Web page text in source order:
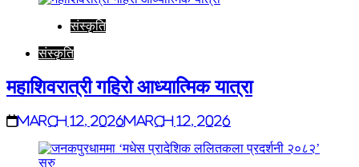
संस्कृति
संस्कृति
महाशिवरात्री गहिरो आध्यात्मिक यात्रा
March 12, 2026March 12, 2026